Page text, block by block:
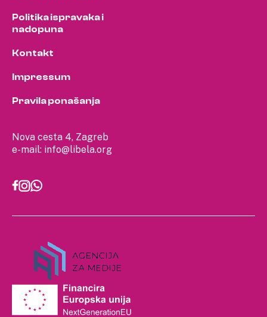
Nova cesta 4, Zagreb
e-mail: info@libela.org
Politika ispravaka i
nadopuna
Kontakt
Impressum
Pravila ponašanja